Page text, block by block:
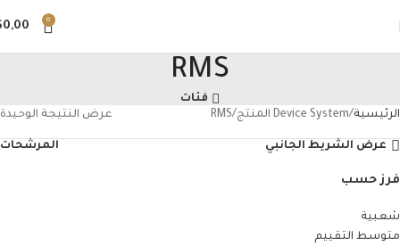
0
0,00
RMS
فئات
الرئيسية Device System المنتج RMS عرض النتيجة الوحيدة
عرض الشريط الجانبي المرشحات
فرز حسب
شعبية
متوسط التقييم